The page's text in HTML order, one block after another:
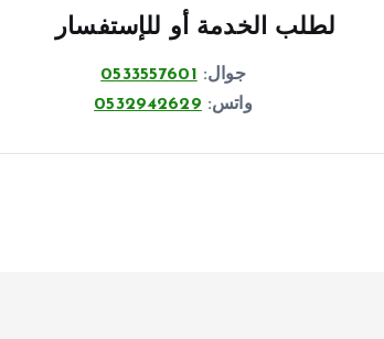
لطلب الخدمة أو للإستفسار
جوال:
0533557601
واتس: 0532942629